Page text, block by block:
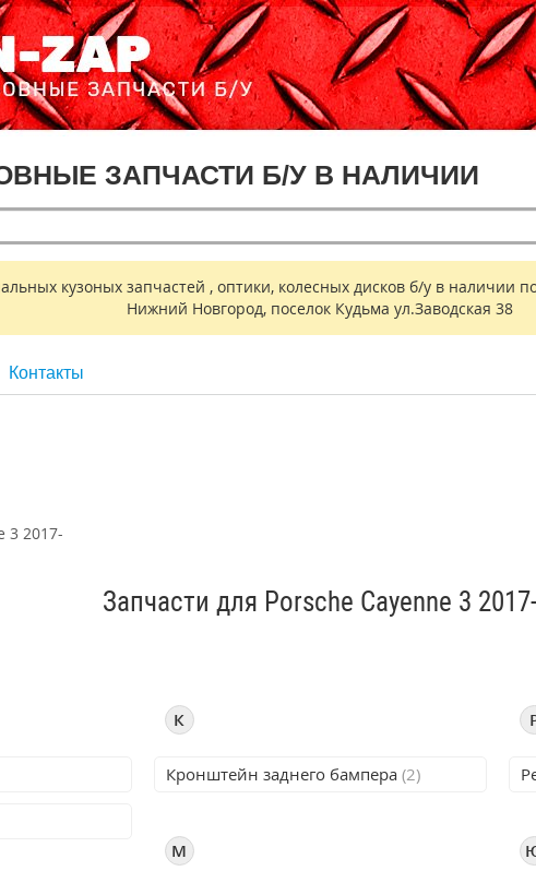
ЗАПЧАСТИ Б/У В НАЛИЧИИ
кузоных запчастей , оптики, колесных дисков б/у в наличии
Нижний Новгород, поселок Кудьма ул.Заводская 38
Контакты
3 2017-
Запчасти для Porsche Cayenne 3 2017-
К
Кронштейн заднего бампера (2)
М